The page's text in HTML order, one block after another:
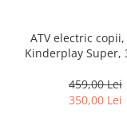
ATV electric
Kinderplay Super,
standard,
459,00 Lei
350,00 Lei